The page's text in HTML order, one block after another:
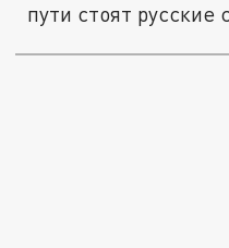
пути стоят русские